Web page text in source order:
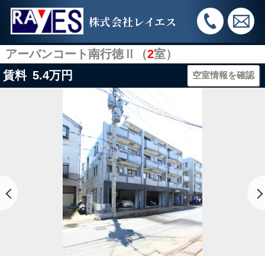
株式会社レイエス
アーバンコート南行徳Ⅱ（2室）
賃料 5.4万円 空室情報を確認